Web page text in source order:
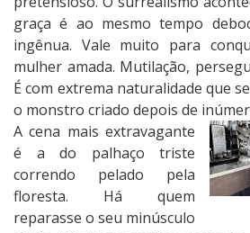
graça é ao mesmo tempo
ingênua. Vale muito para
mulher amada. Mutilação,
É com extrema naturalidade que
o monstro criado depois de
A cena mais extravagante
é a do palhaço triste
correndo pelado pela
floresta. Há quem
reparasse o seu minúsculo